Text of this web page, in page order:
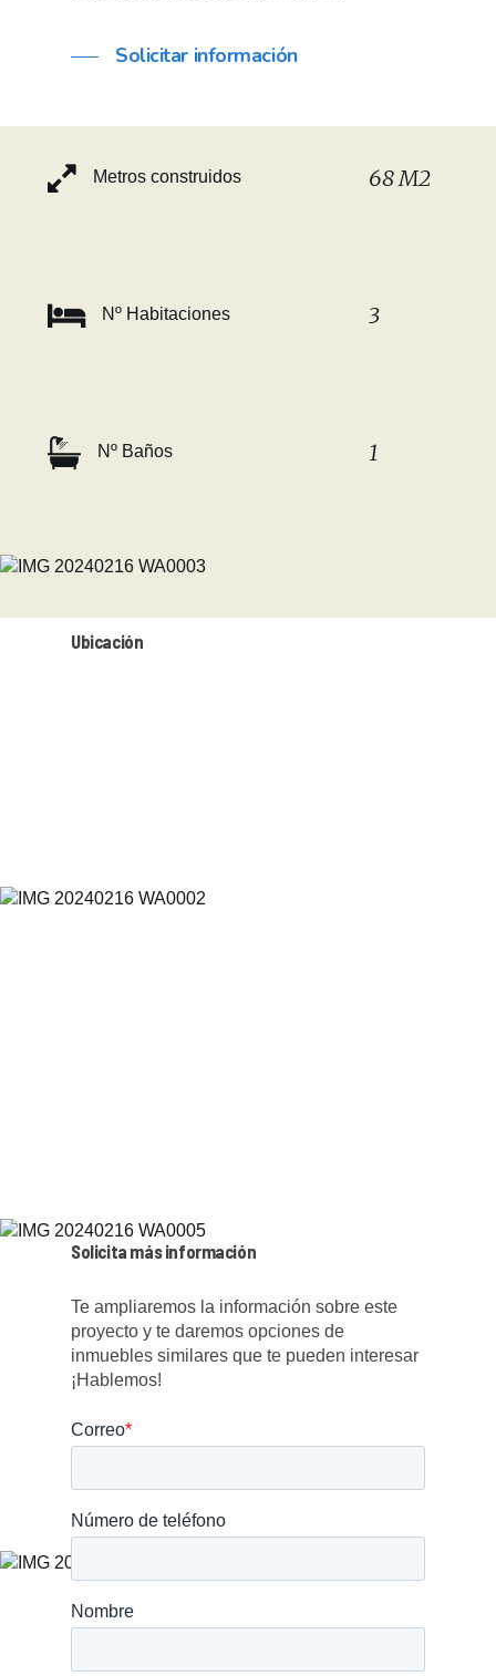
Solicitar información
Metros construidos 68 M2
Nº Habitaciones 3
Nº Baños 1
Ubicación
Solicita más información
Te ampliaremos la información sobre este
proyecto y te daremos opciones de
inmuebles similares que te pueden interesar
¡Hablemos!